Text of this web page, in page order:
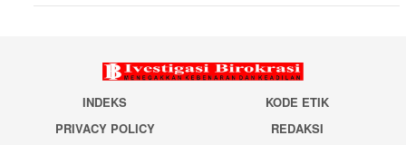
INDEKS
KODE ETIK
PRIVACY POLICY
REDAKSI